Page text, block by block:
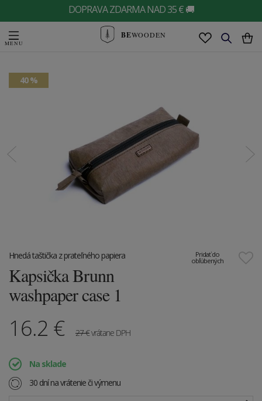
DOPRAVA ZDARMA NAD 35 € 🚚
BEWOODEN
40 %
Pridať do
obľúbených
Hnedá taštička z prateľného papiera
Kapsička Brunn
washpaper case 1
16.2 € 27€vrátane DPH
Na sklade
30 dní na vrátenie či výmenu